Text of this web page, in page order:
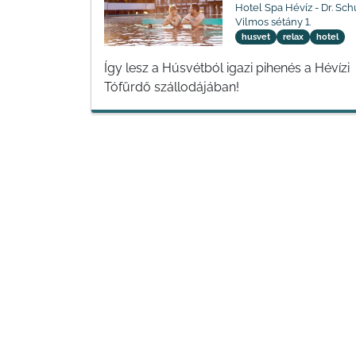
Hotel Spa Hévíz - Dr.
Vilmos sétány 1.
husvet relax hotel
Így lesz a Húsvétból igazi pihenés a Hévízi
Tófürdő szállodájában!